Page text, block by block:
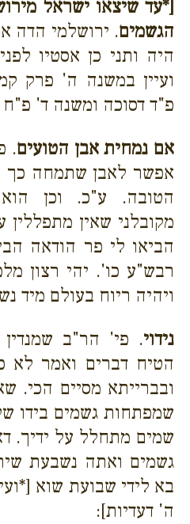
[*עד שיצאו ישראל
הגשמים. ירושלמי הדה
היה ותני כן אסטיו
ועיין במשנה ה' פרק
פ"ד דסוכה ומשנה ד'
אם נמחית אבן הטועים.
אפשר לאבן שתמחה כך
הטובה. ע"כ. וכן
מקובלני שאין
הביאו לי פר הודאה
רבש"ע כו'. יהי רצון
ויהיה ריוח בעולם מיד
נידוי. פי' הר"ב
הטיח דברים ואמר לא
ובברייתא מסיים הכי.
שמפתחות גשמים בידו
שמים מתחלל על ידיך.
גשמים ואתה נשבעת
בא לידי שבועת שוא
ה' דעדיות]: